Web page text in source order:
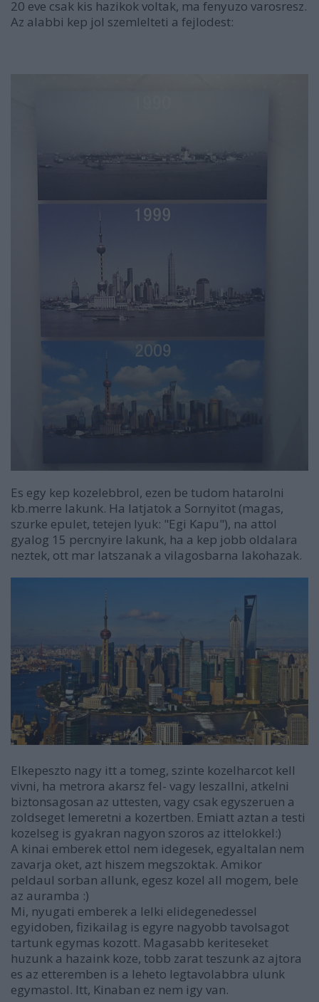
20 eve csak kis hazikok voltak, ma fenyuzo varosresz.
Az alabbi kep jol szemlelteti a fejlodest:
Es egy kep kozelebbrol, ezen be tudom hatarolni
kb.merre lakunk. Ha latjatok a Sornyitot (magas,
szurke epulet, tetejen lyuk: "Egi Kapu"), na attol
gyalog 15 percnyire lakunk, ha a kep jobb oldalara
neztek, ott mar latszanak a vilagosbarna lakohazak.
Elkepeszto nagy itt a tomeg, szinte kozelharcot kell
vivni, ha metrora akarsz fel- vagy leszallni, atkelni
biztonsagosan az uttesten, vagy csak egyszeruen a
zoldseget lemeretni a kozertben. Emiatt aztan a testi
kozelseg is gyakran nagyon szoros az ittelokkel:)
A kinai emberek ettol nem idegesek, egyaltalan nem
zavarja oket, azt hiszem megszoktak. Amikor
peldaul sorban allunk, egesz kozel all mogem, bele
az auramba :)
Mi, nyugati emberek a lelki elidegenedessel
egyidoben, fizikailag is egyre nagyobb tavolsagot
tartunk egymas kozott. Magasabb keriteseket
huzunk a hazaink koze, tobb zarat teszunk az ajtora
es az etteremben is a leheto legtavolabbra ulunk
egymastol. Itt, Kinaban ez nem igy van.